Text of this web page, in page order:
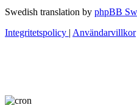
Swedish translation by phpBB
Integritetspolicy Användarvillkor